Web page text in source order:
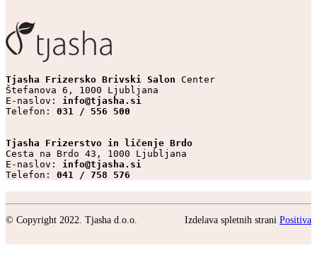
Tjasha Frizersko Brivski Salon Center
Štefanova 6, 1000 Ljubljana
E-naslov: info@tjasha.si
Telefon: 031 / 556 500
Tjasha Frizerstvo in ličenje Brdo
Cesta na Brdo 43, 1000 Ljubljana
E-naslov: info@tjasha.si
Telefon: 041 / 758 576
© Copyright 2022. Tjasha d.o.o. Izdelava spletnih strani Positiva